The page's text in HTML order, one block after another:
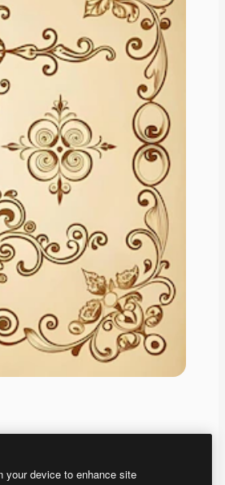
your device to enhance site